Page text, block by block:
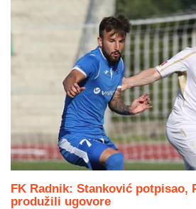
FK Radnik: Stanković potpisao,
produžili ugovore